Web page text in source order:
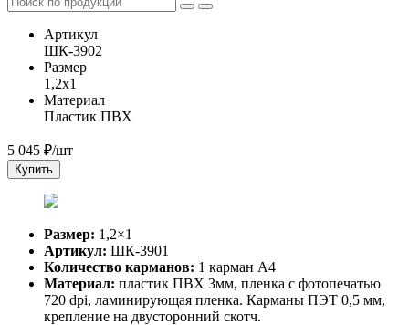
Артикул
ШК-3902
Размер
1,2x1
Материал
Пластик ПВХ
5 045 ₽/шт
Купить
Размер: 1,2×1
Артикул: ШК-3901
Количество карманов: 1 карман А4
Материал: пластик ПВХ 3мм, пленка с фотопечатью
720 dpi, ламинирующая пленка. Карманы ПЭТ 0,5 мм,
крепление на двусторонний скотч.